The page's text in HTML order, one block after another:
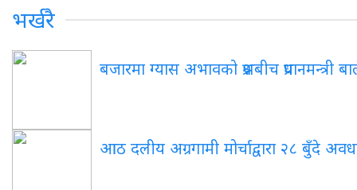
भर्खरै
बजारमा ग्यास अभावको प्रश्नबीच
आठ दलीय अग्रगामी मोर्चाद्वारा २८ बुँदे